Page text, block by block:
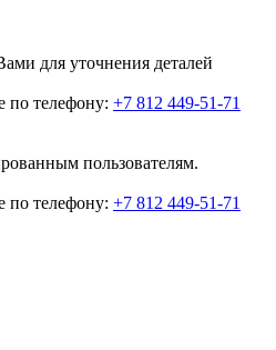
для уточнения деталей
по телефону: +7 812 449-51-71
пользователям.
по телефону: +7 812 449-51-71